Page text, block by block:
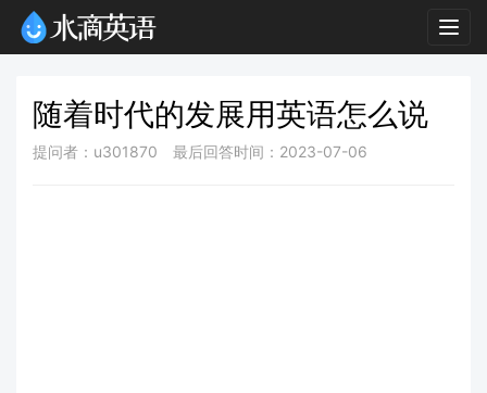
随着时代的发展用英语怎么说
提问者：u301870 最后回答时间：2023-07-06